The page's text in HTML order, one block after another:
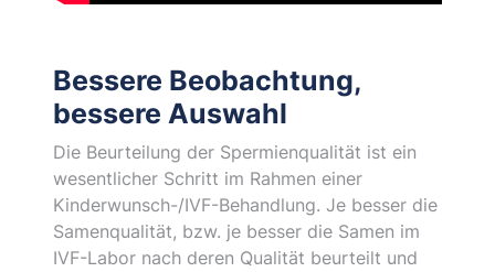
Bessere Beobachtung,
bessere Auswahl
Die Beurteilung der Spermienqualität ist ein
wesentlicher Schritt im Rahmen einer
Kinderwunsch-/IVF-Behandlung. Je besser die
Samenqualität, bzw. je besser die Samen im
IVF-Labor nach deren Qualität beurteilt und